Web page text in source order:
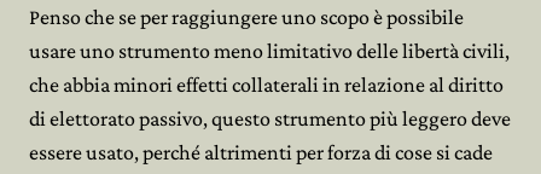
Penso che se per raggiungere uno scopo è possibile
usare uno strumento meno limitativo delle libertà civili,
che abbia minori effetti collaterali in relazione al diritto
di elettorato passivo, questo strumento più leggero deve
essere usato, perché altrimenti per forza di cose si cade